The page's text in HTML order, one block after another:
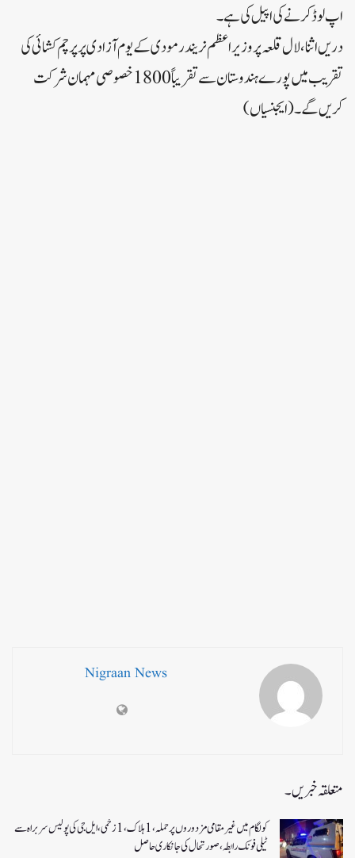
اپ لوڈ کرنے کی اپیل کی ہے۔
دریں اثنا، لال قلعہ پر وزیر اعظم نریندر مودی کے یوم آزادی پر پرچم کشائی کی
تقریب میں پورے ہندوستان سے تقریباً 1800 خصوصی مہمان شرکت
کریں گے۔ (ایجنسیاں)
Nigraan News
متعلقہ خبریں۔
کولگام میں غیر مقامی مزدوروں پر حملہ،1ہلاک،1زخمی،ایل جی کی پولیس سربراہ سے
ٹیلی فونک رابطہ، صورتحال کی جانکاری حاصل